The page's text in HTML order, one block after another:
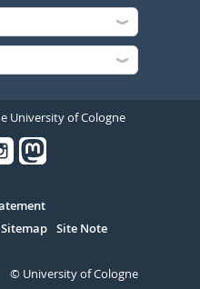
University of Cologne
Sitemap Site Note
© University of Cologne